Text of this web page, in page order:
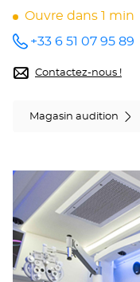
Ouvre dans 1 min
Appeler
de vente
OC
MOBILE
+33 6 51 07 95 89
Contactez-nous !
Magasin audition